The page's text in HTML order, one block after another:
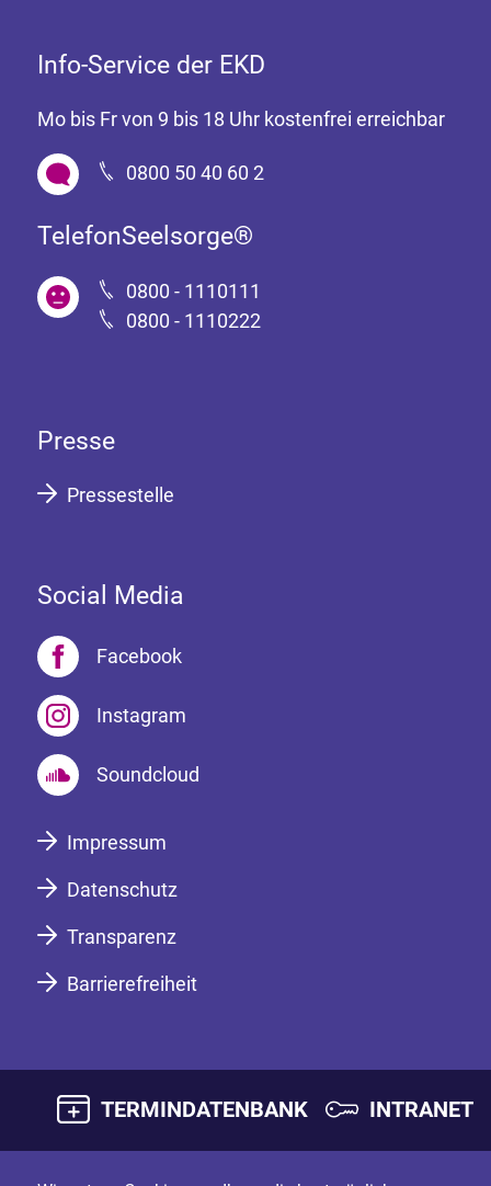
Info-Service der EKD
Mo bis Fr von 9 bis 18 Uhr kostenfrei erreichbar
0800 50 40 60 2
TelefonSeelsorge®
0800 - 1110111
0800 - 1110222
Presse
Pressestelle
Social Media
Facebook
Instagram
Soundcloud
Impressum
Datenschutz
Transparenz
Barrierefreiheit
TERMINDATENBANK INTRANET